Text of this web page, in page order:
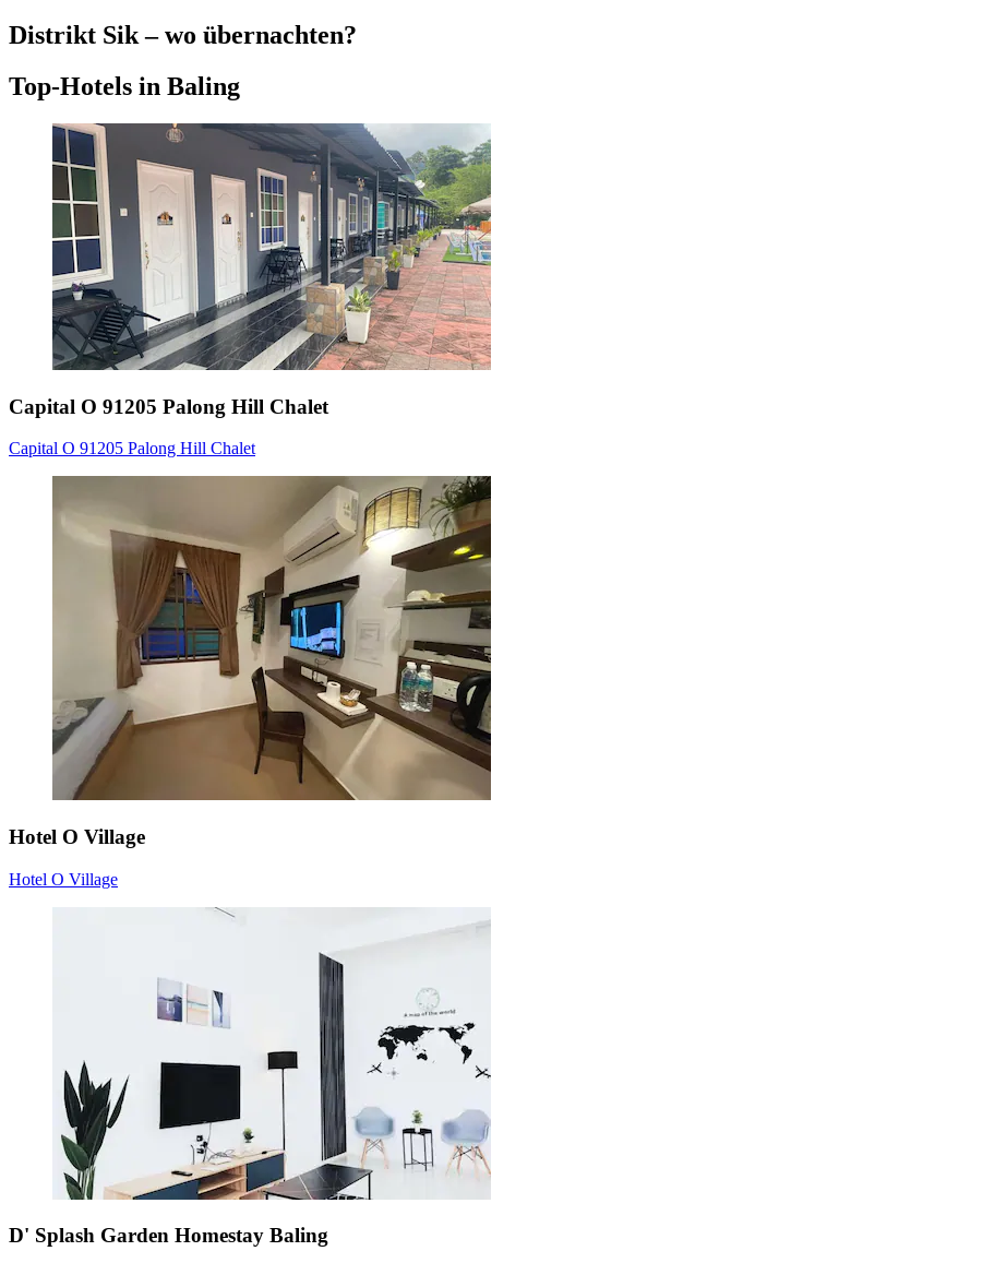
Distrikt Sik – wo übernachten?
Top-Hotels in Baling
Capital O 91205 Palong Hill Chalet
Capital O 91205 Palong Hill Chalet
Hotel O Village
Hotel O Village
D' Splash Garden Homestay Baling